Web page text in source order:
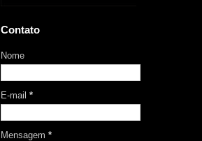
Contato
Nome
E-mail *
Mensagem *